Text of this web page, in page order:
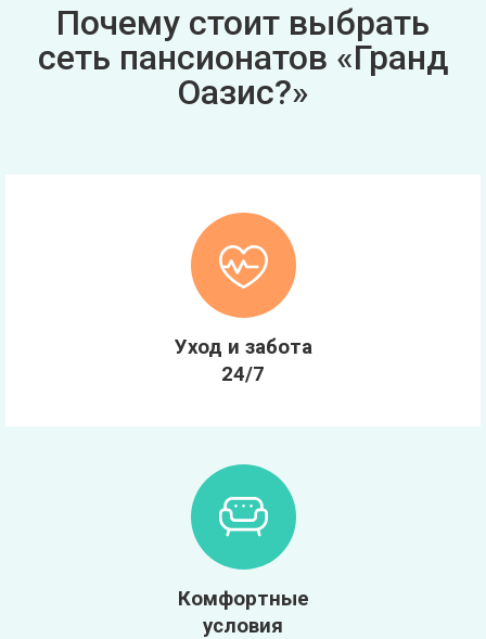
Почему стоит выбрать
сеть пансионатов «Гранд
Оазис?»
Уход и забота
24/7
Комфортные
условия